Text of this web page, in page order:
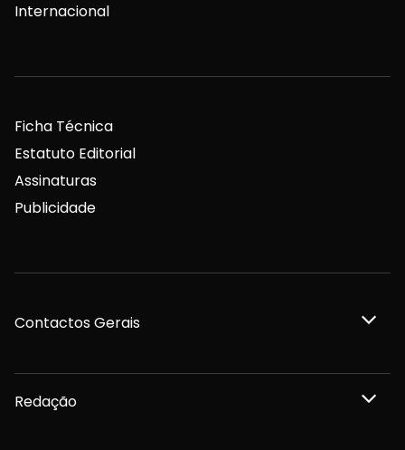
Internacional
Ficha Técnica
Estatuto Editorial
Assinaturas
Publicidade
Contactos Gerais
Redação